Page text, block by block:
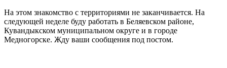
На этом знакомство с территориями не заканчивается. На
следующей неделе буду работать в Беляевском районе,
Кувандыкском муниципальном округе и в городе
Медногорске. Жду ваши сообщения под постом.